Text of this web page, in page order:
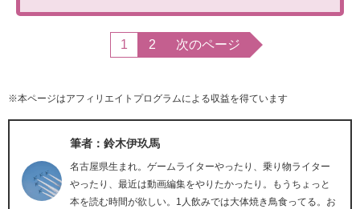
1 2 次のページ
※本ページはアフィリエイトプログラムによる収益を得ています
筆者：鈴木伊玖馬
名古屋県生まれ。ゲームライターやったり、乗り物ライター
やったり、最近は動画編集をやりたかったり。もうちょっと
本を読む時間が欲しい。1人飲みでは大体焼き鳥食ってる。お